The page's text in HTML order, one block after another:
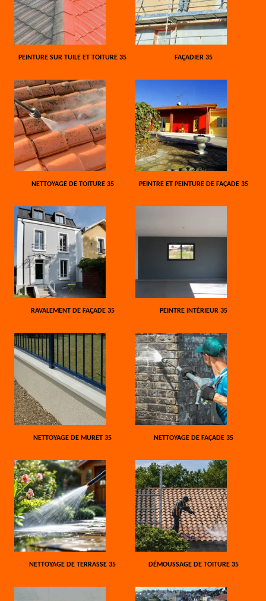
PEINTURE SUR TUILE ET TOITURE 35 FAÇADIER 35
NETTOYAGE DE TOITURE 35 PEINTRE ET PEINTURE DE FAÇADE 35
RAVALEMENT DE FAÇADE 35 PEINTRE INTÉRIEUR 35
NETTOYAGE DE MURET 35 NETTOYAGE DE FAÇADE 35
NETTOYAGE DE TERRASSE 35 DÉMOUSSAGE DE TOITURE 35